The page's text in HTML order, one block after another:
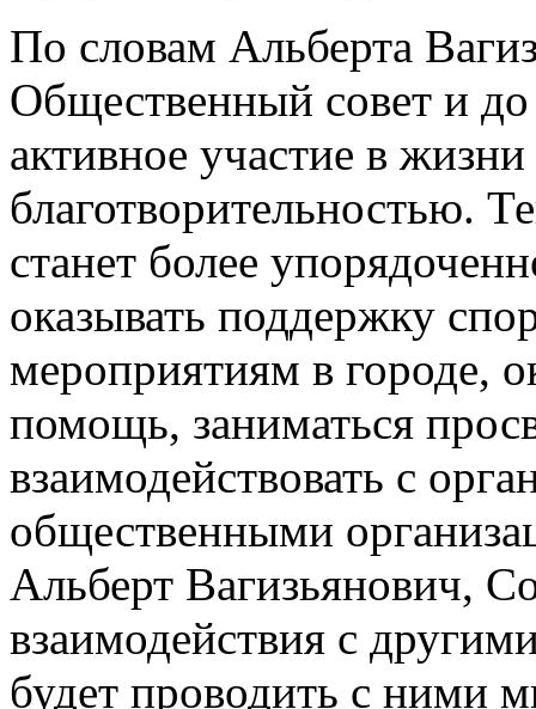
По словам Альберта
Общественный совет и
активное участие в
благотворительностью.
станет более
оказывать поддержку
мероприятиям в городе,
помощь, заниматься
взаимодействовать с
общественными
Альберт Вагизьянович,
взаимодействия с
будет проводить с ними